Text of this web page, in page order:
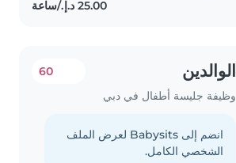
الوالدين
وظيفة جليسة أطفال في دبي
60
انضم إلى Babysits لعرض الملف
الشخصي الكامل.